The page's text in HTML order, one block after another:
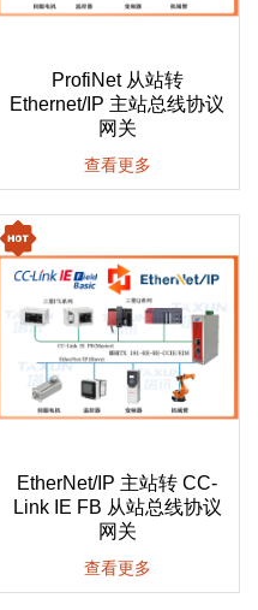
ProfiNet 从站转
Ethernet/IP 主站总线协议
网关
查看更多
EtherNet/IP 主站转 CC-
Link IE FB 从站总线协议
网关
查看更多